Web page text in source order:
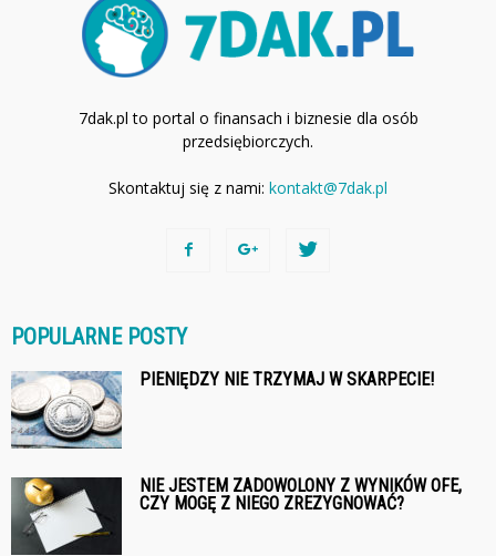
7dak.pl to portal o finansach i biznesie dla osób
przedsiębiorczych.
Skontaktuj się z nami: kontakt@7dak.pl
POPULARNE POSTY
PIENIĘDZY NIE TRZYMAJ W SKARPECIE!
NIE JESTEM ZADOWOLONY Z WYNIKÓW OFE,
CZY MOGĘ Z NIEGO ZREZYGNOWAĆ?